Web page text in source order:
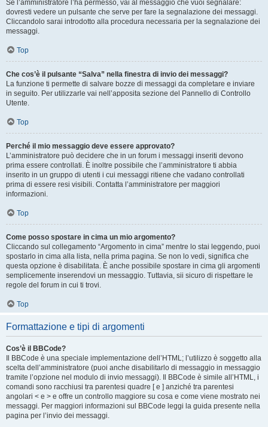
Se l’amministratore l’ha permesso, vai al messaggio che vuoi segnalare:
dovresti vedere un pulsante che serve per fare la segnalazione dei messaggi.
Cliccandolo sarai introdotto alla procedura necessaria per la segnalazione dei
messaggi.
Top
Che cos’è il pulsante “Salva” nella finestra di invio dei messaggi?
La funzione ti permette di salvare bozze di messaggi da completare e inviare
in seguito. Per utilizzarle vai nell’apposita sezione del Pannello di Controllo
Utente.
Top
Perché il mio messaggio deve essere approvato?
L’amministratore può decidere che in un forum i messaggi inseriti devono
prima essere controllati. È inoltre possibile che l’amministratore ti abbia
inserito in un gruppo di utenti i cui messaggi ritiene che vadano controllati
prima di essere resi visibili. Contatta l’amministratore per maggiori
informazioni.
Top
Come posso spostare in cima un mio argomento?
Cliccando sul collegamento “Argomento in cima” mentre lo stai leggendo, puoi
spostarlo in cima alla lista, nella prima pagina. Se non lo vedi, significa che
questa opzione è disabilitata. È anche possibile spostare in cima gli argomenti
semplicemente inserendovi un messaggio. Tuttavia, sii sicuro di rispettare le
regole del forum in cui ti trovi.
Top
Formattazione e tipi di argomenti
Cos’è il BBCode?
Il BBCode è una speciale implementazione dell’HTML; l’utilizzo è soggetto alla
scelta dell’amministratore (puoi anche disabilitarlo di messaggio in messaggio
tramite l’opzione nel modulo di invio messaggi). Il BBCode è simile all’HTML, i
comandi sono racchiusi tra parentesi quadre [ e ] anziché tra parentesi
angolari < e > e offre un controllo maggiore su cosa e come viene mostrato nei
messaggi. Per maggiori informazioni sul BBCode leggi la guida presente nella
pagina per l’invio dei messaggi.